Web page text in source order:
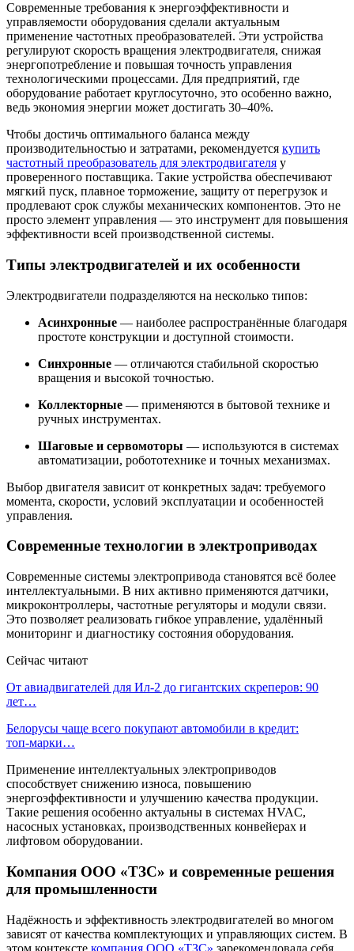
Современные требования к энергоэффективности и
управляемости оборудования сделали актуальным
применение частотных преобразователей. Эти устройства
регулируют скорость вращения электродвигателя, снижая
энергопотребление и повышая точность управления
технологическими процессами. Для предприятий, где
оборудование работает круглосуточно, это особенно важно,
ведь экономия энергии может достигать 30–40%.
Чтобы достичь оптимального баланса между
производительностью и затратами, рекомендуется купить
частотный преобразователь для электродвигателя у
проверенного поставщика. Такие устройства обеспечивают
мягкий пуск, плавное торможение, защиту от перегрузок и
продлевают срок службы механических компонентов. Это не
просто элемент управления — это инструмент для повышения
эффективности всей производственной системы.
Типы электродвигателей и их особенности
Электродвигатели подразделяются на несколько типов:
Асинхронные — наиболее распространённые благодаря
простоте конструкции и доступной стоимости.
Синхронные — отличаются стабильной скоростью
вращения и высокой точностью.
Коллекторные — применяются в бытовой технике и
ручных инструментах.
Шаговые и сервомоторы — используются в системах
автоматизации, робототехнике и точных механизмах.
Выбор двигателя зависит от конкретных задач: требуемого
момента, скорости, условий эксплуатации и особенностей
управления.
Современные технологии в электроприводах
Современные системы электропривода становятся всё более
интеллектуальными. В них активно применяются датчики,
микроконтроллеры, частотные регуляторы и модули связи.
Это позволяет реализовать гибкое управление, удалённый
мониторинг и диагностику состояния оборудования.
Сейчас читают
От авиадвигателей для Ил-2 до гигантских скреперов: 90
лет…
Белорусы чаще всего покупают автомобили в кредит:
топ‑марки…
Применение интеллектуальных электроприводов
способствует снижению износа, повышению
энергоэффективности и улучшению качества продукции.
Такие решения особенно актуальны в системах HVAC,
насосных установках, производственных конвейерах и
лифтовом оборудовании.
Компания ООО «ТЗС» и современные решения
для промышленности
Надёжность и эффективность электродвигателей во многом
зависят от качества комплектующих и управляющих систем. В
этом контексте компания ООО «ТЗС» зарекомендовала себя